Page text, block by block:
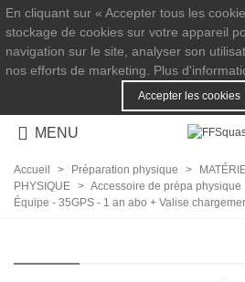
En cliquant sur « Accepter tous les
stockage de cookies sur votre appareil
navigation sur le site, analyser son
nos efforts de marketing. Plus
Accepter les cookies
MENU
Accueil > Préparation physique >
PHYSIQUE > Accessoire de prépa physique
Équipe - 35GPS - 1 an abo + Valise